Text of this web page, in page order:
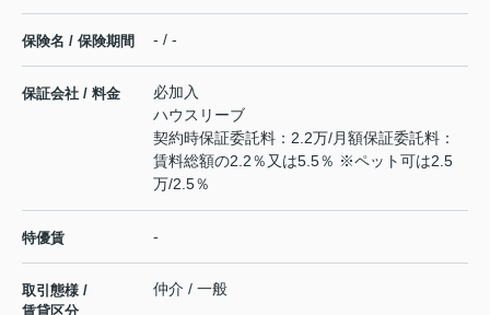
保険名 / 保険期間 - / -
保証会社 / 料金
必加入
ハウスリーブ
契約時保証委託料：2.2万/月額保証委託料：
賃料総額の2.2％又は5.5％ ※ペット可は2.5
万/2.5％
特優賃 -
取引態様 /
賃貸区分
仲介 / 一般